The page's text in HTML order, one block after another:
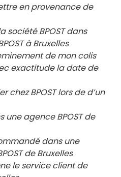
en provenance de
société BPOST dans
àBruxelles
de mon colis
exactitude la date de
chez BPOST lors de d’un
une agence BPOST de
dans une
deBruxelles
le service client de